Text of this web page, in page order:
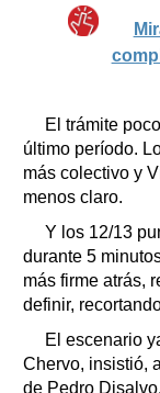
El trámite
último período.
más colectivo y
menos claro.
Y los 12/13
durante 5
más firme atrás,
definir,
El escenario
Chervo, insistió,
de Pedro